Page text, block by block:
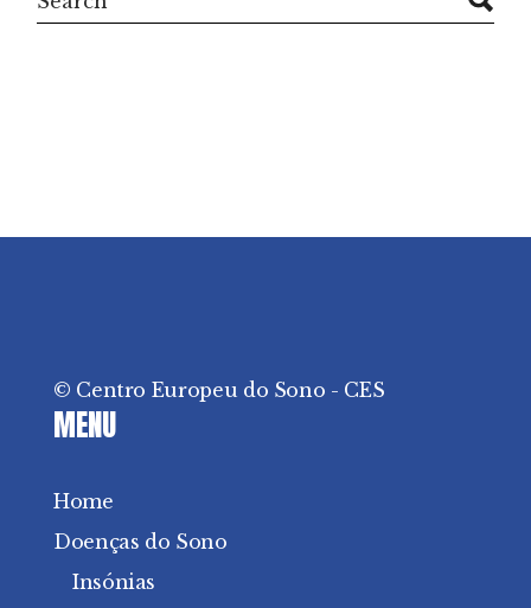
© Centro Europeu do Sono - CES
MENU
Home
Doenças do Sono
Insónias